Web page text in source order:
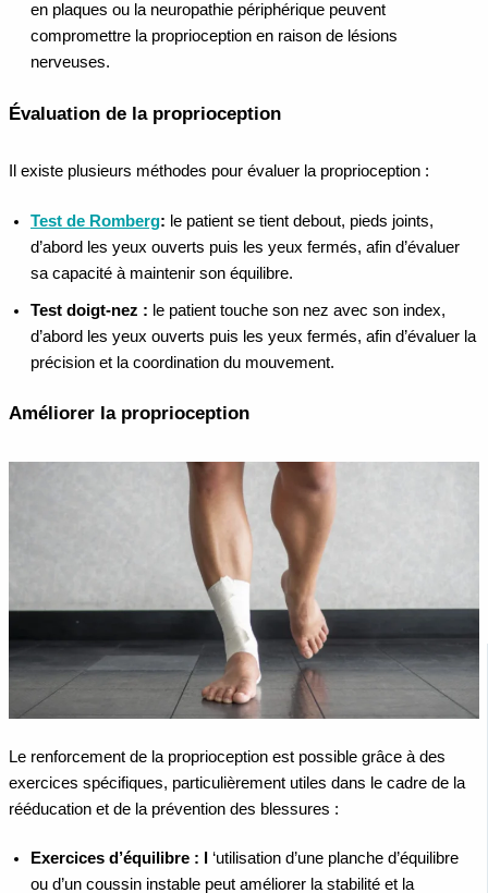
en plaques ou la neuropathie périphérique peuvent
compromettre la proprioception en raison de lésions
nerveuses.
Évaluation de la proprioception
Il existe plusieurs méthodes pour évaluer la proprioception :
Test de Romberg: le patient se tient debout, pieds joints,
d’abord les yeux ouverts puis les yeux fermés, afin d’évaluer
sa capacité à maintenir son équilibre.
Test doigt-nez : le patient touche son nez avec son index,
d’abord les yeux ouverts puis les yeux fermés, afin d’évaluer la
précision et la coordination du mouvement.
Améliorer la proprioception
Le renforcement de la proprioception est possible grâce à des
exercices spécifiques, particulièrement utiles dans le cadre de la
rééducation et de la prévention des blessures :
Exercices d’équilibre : l
‘utilisation d’une planche d’équilibre
ou d’un coussin instable peut améliorer la stabilité et la